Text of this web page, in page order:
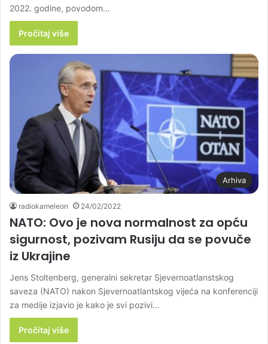
2022. godine, povodom…
Pročitaj više
Arhiva
radiokameleon 24/02/2022
NATO: Ovo je nova normalnost za opću
sigurnost, pozivam Rusiju da se povuče
iz Ukrajine
Jens Stoltenberg, generalni sekretar Sjevernoatlanstskog
saveza (NATO) nakon Sjevernoatlantskog vijeća na konferenciji
za medije izjavio je kako je svi pozivi…
Pročitaj više